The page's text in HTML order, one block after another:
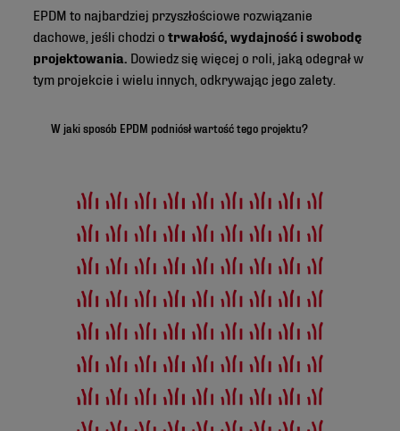
EPDM to najbardziej przyszłościowe rozwiązanie
dachowe, jeśli chodzi otrwałość, wydajność i swobodę
projektowania. Dowiedz się więcej o roli, jaką odegrał w
tym projekcie i wielu innych, odkrywając jego zalety.
W jaki sposób EPDM podniósł wartość tego projektu?